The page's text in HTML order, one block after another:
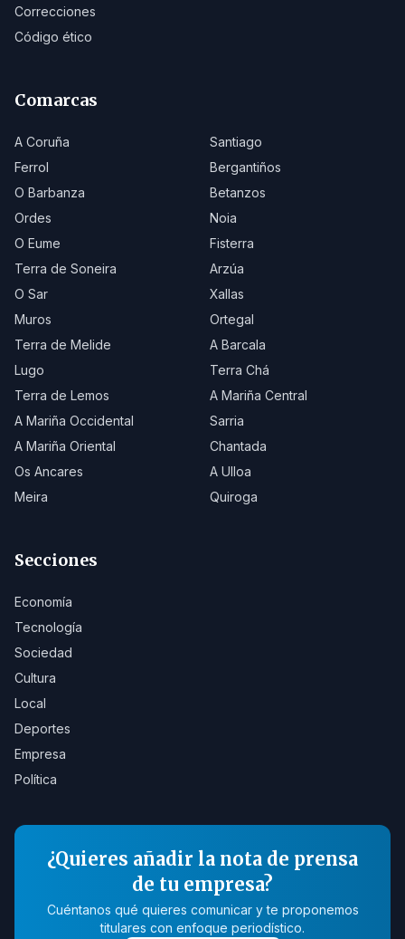
Correcciones
Código ético
Comarcas
A Coruña
Santiago
Ferrol
Bergantiños
O Barbanza
Betanzos
Ordes
Noia
O Eume
Fisterra
Terra de Soneira
Arzúa
O Sar
Xallas
Muros
Ortegal
Terra de Melide
A Barcala
Lugo
Terra Chá
Terra de Lemos
A Mariña Central
A Mariña Occidental
Sarria
A Mariña Oriental
Chantada
Os Ancares
A Ulloa
Meira
Quiroga
Secciones
Economía
Tecnología
Sociedad
Cultura
Local
Deportes
Empresa
Política
¿Quieres añadir la nota de prensa
de tu empresa?
Cuéntanos qué quieres comunicar y te proponemos
titulares con enfoque periodístico.